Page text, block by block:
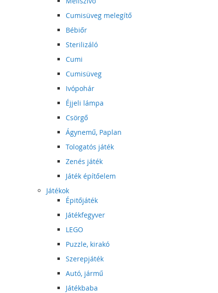
Cumisüveg melegítő
Bébiőr
Sterilizáló
Cumi
Cumisüveg
Ivópohár
Éjjeli lámpa
Csörgő
Ágynemű, Paplan
Tologatós játék
Zenés játék
Játék építőelem
Játékok
Épitőjáték
Játékfegyver
LEGO
Puzzle, kirakó
Szerepjáték
Autó, jármű
Játékbaba